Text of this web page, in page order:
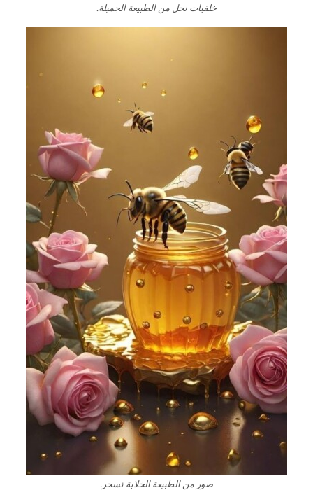
خلفيات نحل من الطبيعة الجميلة.
صور من الطبيعة الخلابة تسحر.